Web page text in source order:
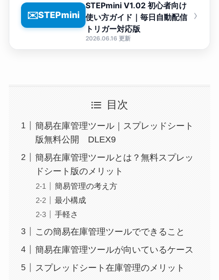
✉️STEPmini
STEPmini V1.02 初心者向け
使い方ガイド｜毎日自動配信
トリガー対応版
2026.06.16 更新
›
目次
簡易在庫管理ツール｜スプレッドシート
版無料公開 DLEX9
簡易在庫管理ツールとは？無料スプレッ
ドシート版のメリット
簡易管理の考え方
最小構成
手軽さ
この簡易在庫管理ツールでできること
簡易在庫管理ツールが向いているケース
スプレッドシート在庫管理のメリット